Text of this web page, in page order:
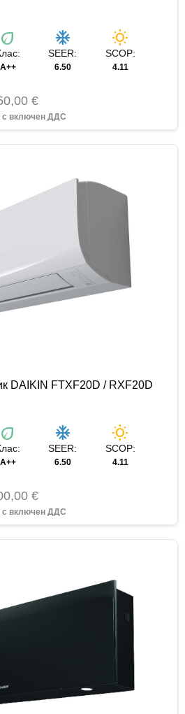
eco
A++
ac_unit
SEER:
6.50
wb_sunny
SCOP:
4.11
€
DAIKIN FTXF20D / RXF20D
eco
A++
ac_unit
SEER:
6.50
wb_sunny
SCOP:
4.11
€